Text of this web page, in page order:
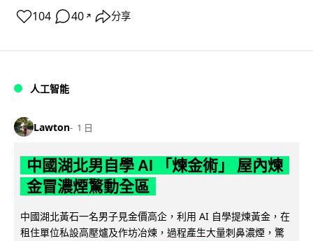
104 40 ↗ 分享
人工智能
Lawton 1 日
中國湖北男自學 AI 「煉金術」 屋內煉
金冒濃煙驚動全區
中國湖北黃石一名男子見金價高企，利用 AI 自學提煉黃金，在
租住單位私設高壓爐及作坊冶煉，過程產生大量刺鼻濃煙，驚